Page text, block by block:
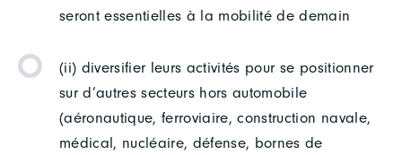
seront essentielles à la mobilité de demain
(ii) diversifier leurs activités pour se positionner
sur d’autres secteurs hors automobile
(aéronautique, ferroviaire, construction navale,
médical, nucléaire, défense, bornes de